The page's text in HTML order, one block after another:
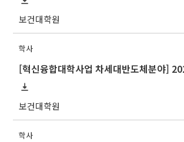
보건대학원
학사
보건대학원
학사